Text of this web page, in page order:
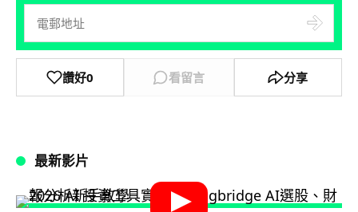
讚好0 看留言 分享
最新影片